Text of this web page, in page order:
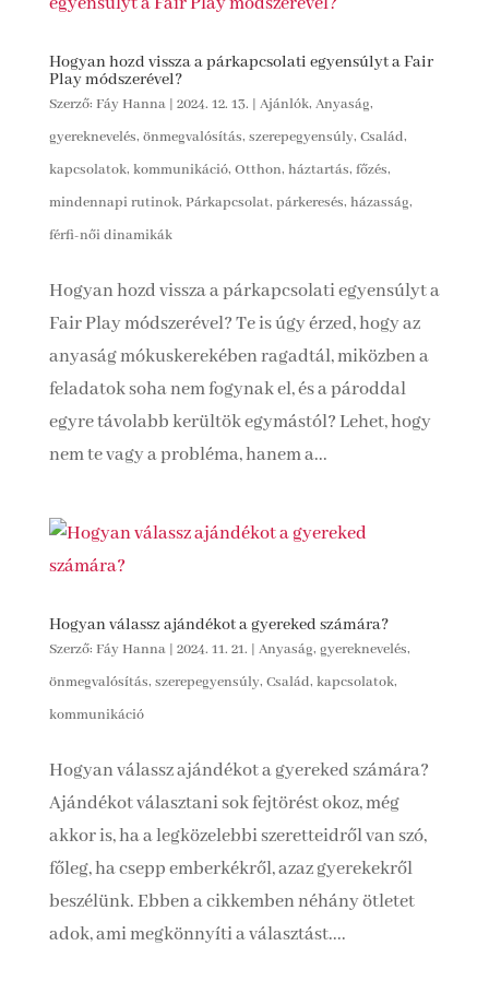
Hogyan hozd vissza a párkapcsolati egyensúlyt a Fair
Play módszerével?
Szerző: Fáy Hanna| 2024. 12. 13. | Ajánlók, Anyaság,
gyereknevelés, önmegvalósítás, szerepegyensúly, Család,
kapcsolatok, kommunikáció, Otthon, háztartás, főzés,
mindennapi rutinok, Párkapcsolat, párkeresés, házasság,
férfi-női dinamikák
Hogyan hozd vissza a párkapcsolati egyensúlyt a
Fair Play módszerével? Te is úgy érzed, hogy az
anyaság mókuskerekében ragadtál, miközben a
feladatok soha nem fogynak el, és a pároddal
egyre távolabb kerültök egymástól? Lehet, hogy
nem te vagy a probléma, hanem a...
Hogyan válassz ajándékot a gyereked számára?
Szerző: Fáy Hanna| 2024. 11. 21. | Anyaság, gyereknevelés,
önmegvalósítás, szerepegyensúly, Család, kapcsolatok,
kommunikáció
Hogyan válassz ajándékot a gyereked számára?
Ajándékot választani sok fejtörést okoz, még
akkor is, ha a legközelebbi szeretteidről van szó,
főleg, ha csepp emberkékről, azaz gyerekekről
beszélünk. Ebben a cikkemben néhány ötletet
adok, ami megkönnyíti a választást....